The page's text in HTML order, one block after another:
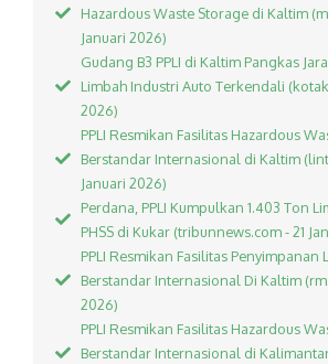
Hazardous Waste Storage di Kaltim
Januari 2026)
Gudang B3 PPLI di Kaltim Pangkas
Limbah Industri Auto Terkendali
2026)
PPLI Resmikan Fasilitas Hazardous
Berstandar Internasional di Kaltim
Januari 2026)
Perdana, PPLI Kumpulkan 1.403 Ton
PHSS di Kukar (tribunnews.com - 21
PPLI Resmikan Fasilitas Penyimpanan
Berstandar Internasional Di Kaltim
2026)
PPLI Resmikan Fasilitas Hazardous
Berstandar Internasional di